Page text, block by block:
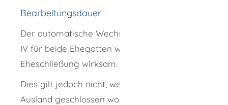
Bearbeitungsdauer
Der automatische Wechsel zur Steuerklasse
IV für beide Ehegatten wird ab dem Tag der
Eheschließung wirksam.
Dies gilt jedoch nicht, wenn die Ehe im
Ausland geschlossen worden ist.